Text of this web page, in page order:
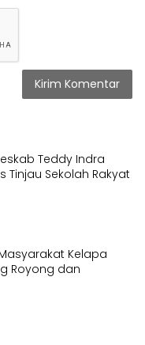
Teddy Indra
Tinjau Sekolah Rakyat
Kelapa
Royong dan